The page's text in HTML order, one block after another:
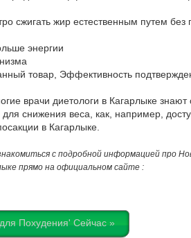
сжигать жир естественным путем без
энергии
товар, Эффективность
врачи диетологи в Кагарлыке
для снижения веса, как, например,
в Кагарлыке.
с подробной информацией про
прямо на официальном сайте :
Похудения' Сейчас »